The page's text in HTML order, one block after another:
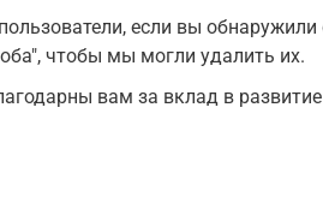
если вы обнаружили
чтобы мы могли удалить их.
вам за вклад в развитие